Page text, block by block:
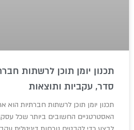
תכנון יומן תוכן לרשתות
סדר, עקביות ותוצאות
תכנון יומן תוכן לרשתות חברתיות הוא
האסטרטגיים החשובים ביותר שכל עסק,